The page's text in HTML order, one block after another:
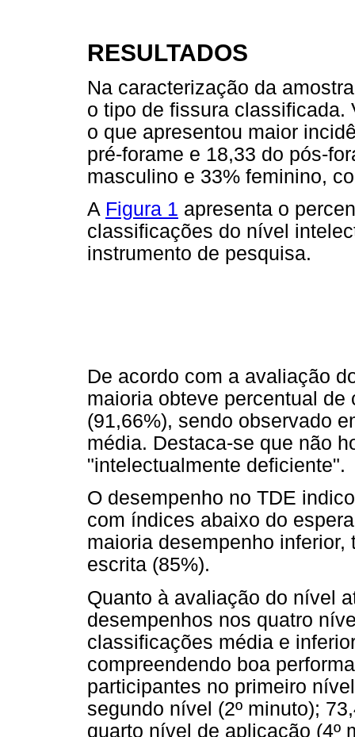
RESULTADOS
Na caracterização da
o tipo de fissura classificada.
o que apresentou maior
pré-forame e 18,33 do pós-
masculino e 33% feminino,
A Figura 1 apresenta o
classificações do nível
instrumento de pesquisa.
De acordo com a avaliação
maioria obteve percentual
(91,66%), sendo observado
média. Destaca-se que não
"intelectualmente deficiente".
O desempenho no TDE
com índices abaixo do
maioria desempenho
escrita (85%).
Quanto à avaliação do nível
desempenhos nos quatro
classificações média e
compreendendo boa
participantes no primeiro
segundo nível (2º minuto);
quarto nível de aplicação (4º